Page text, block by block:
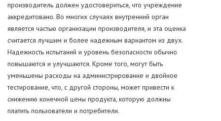
производитель должен удостовериться, что учреждение
аккредитовано. Во многих случаях внутренний орган
является частью организации производителя, и эта оценка
считается лучшим и более надежным вариантом из двух.
Надежность испытаний и уровень безопасности обычно
повышаются и улучшаются. Кроме того, могут быть
уменьшены расходы на администрирование и двойное
тестирование, что, с другой стороны, может привести к
снижению конечной цены продукта, которую должны
платить пользователи и потребители.